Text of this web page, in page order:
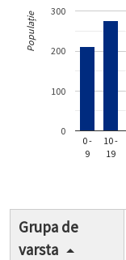
0 -
9
10 -
19
0
100
200
300
Populație
Grupa de
varsta